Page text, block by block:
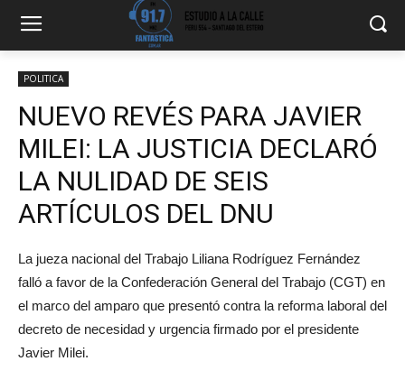
POLITICA
NUEVO REVÉS PARA JAVIER
MILEI: LA JUSTICIA DECLARÓ
LA NULIDAD DE SEIS
ARTÍCULOS DEL DNU
La jueza nacional del Trabajo Liliana Rodríguez Fernández
falló a favor de la Confederación General del Trabajo (CGT) en
el marco del amparo que presentó contra la reforma laboral del
decreto de necesidad y urgencia firmado por el presidente
Javier Milei.